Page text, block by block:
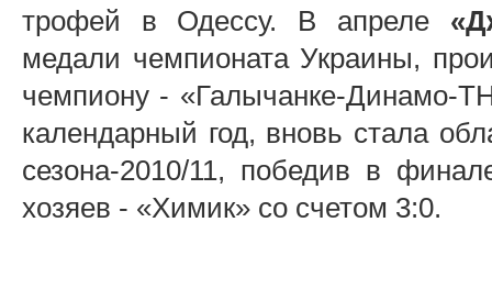
трофей в Одессу. В апреле
медали чемпионата Украины,
чемпиону - «Галычанке-Динамо-
календарный год, вновь стала
сезона-2010/11, победив в
хозяев - «Химик» со счетом 3:0.